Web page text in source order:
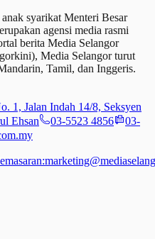
syarikat Menteri Besar
agensi media rasmi
berita Media Selangor
Media Selangor turut
Tamil, dan Inggeris.
1, Jalan Indah 14/8, Seksyen
Ehsan
03-5523 4856
03-